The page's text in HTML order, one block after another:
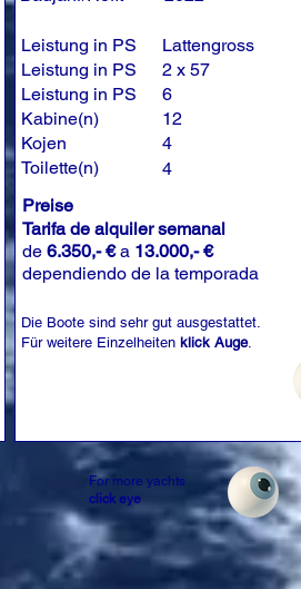
Leistung in PS
Leistung in PS
Leistung in PS
Kabine(n)
Kojen
Toilette(n)
Lattengross
2 x 57
6
12
4
4
Preise
Tarifa de alquiler semanal
de 6.350,- €a 13.000,- €
dependiendo de la temporada
Die Boote sind sehr gut ausgestattet.
Für weitere Einzelheiten klick Auge.
For more yachts
click eye